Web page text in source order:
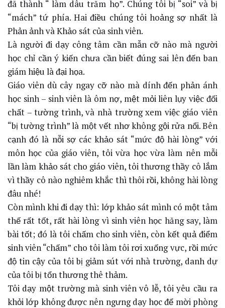
đã thành “ làm dâu trăm họ”. Chúng tôi bị “soi” và bị
“mách” tứ phía. Hai điều chúng tôi hoảng sợ nhất là
Phản ảnh và Khảo sát của sinh viên.
Là người đi dạy công tâm cần mẫn cỡ nào mà người
học chỉ cần ý kiến chưa cần biết đúng sai lên đến ban
giám hiệu là đại họa.
Giáo viên dù cây ngay cỡ nào mà dính đến phản ánh
học sinh – sinh viên là ôm nợ, mệt mỏi liên lụy việc đối
chất – tường trình, và nhà trường xem việc giáo viên
“bị tường trình” là một vết nhơ không gội rửa nổi. Bên
cạnh đó là nỗi sợ các khảo sát “mức độ hài lòng” với
môn học của giáo viên, tôi vừa học vừa làm nên mỗi
lần làm khảo sát cho giáo viên, tôi thương thầy cô lắm
vì thầy cô nào nghiêm khắc thì thôi rồi, không hài lòng
đâu nhé!
Còn mình khi đi dạy thì: lớp khảo sát mình có một tâm
thế rất tốt, rất hài lòng vì sinh viên học hăng say, làm
bài tốt; đó là tôi chấm cho sinh viên, còn kết quả điểm
sinh viên “chấm” cho tôi làm tôi rơi xuống vực, rồi mức
độ tin cậy của tôi bị giảm sút với nhà trường, danh dự
của tôi bị tổn thương thê thảm.
Tôi dạy một trường mà sinh viên vô lễ, tôi yêu cầu ra
khỏi lớp không được nên ngưng dạy học để mời phòng